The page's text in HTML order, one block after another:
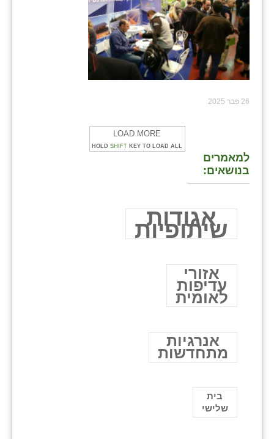
26 פבר 2025
LOAD MORE
HOLD SHIFT KEY TO LOAD ALL
למאמרים
בנושאים:
אגודות
שיתופיות
אזורי
עדיפות
לאומית
אנרגיות
מתחדשות
בית
שלישי